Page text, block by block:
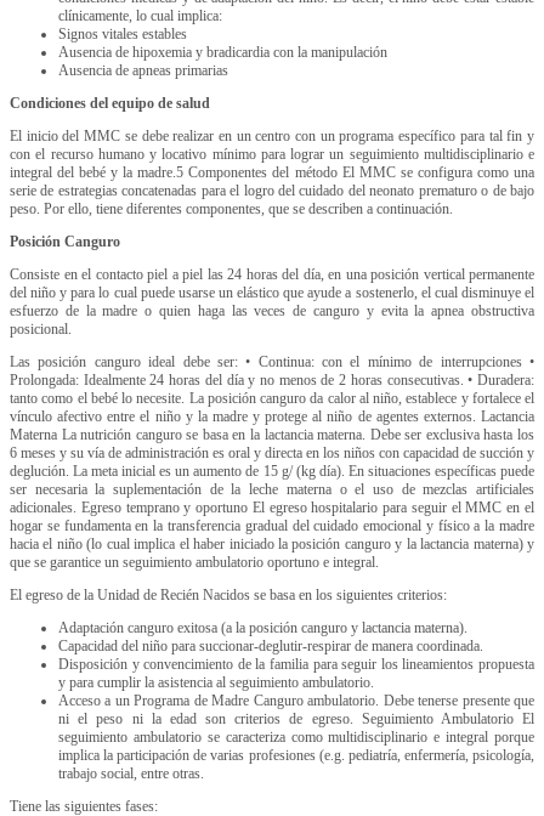
clínicamente, lo cual implica:
Signos vitales estables
Ausencia de hipoxemia y bradicardia con la manipulación
Ausencia de apneas primarias
Condiciones del equipo de salud
El inicio del MMC se debe realizar en un centro con un programa específico para tal fin y
con el recurso humano y locativo mínimo para lograr un seguimiento multidisciplinario e
integral del bebé y la madre.5 Componentes del método El MMC se configura como una
serie de estrategias concatenadas para el logro del cuidado del neonato prematuro o de bajo
peso. Por ello, tiene diferentes componentes, que se describen a continuación.
Posición Canguro
Consiste en el contacto piel a piel las 24 horas del día, en una posición vertical permanente
del niño y para lo cual puede usarse un elástico que ayude a sostenerlo, el cual disminuye el
esfuerzo de la madre o quien haga las veces de canguro y evita la apnea obstructiva
posicional.
Las posición canguro ideal debe ser: • Continua: con el mínimo de interrupciones •
Prolongada: Idealmente 24 horas del día y no menos de 2 horas consecutivas. • Duradera:
tanto como el bebé lo necesite. La posición canguro da calor al niño, establece y fortalece el
vínculo afectivo entre el niño y la madre y protege al niño de agentes externos. Lactancia
Materna La nutrición canguro se basa en la lactancia materna. Debe ser exclusiva hasta los
6 meses y su vía de administración es oral y directa en los niños con capacidad de succión y
deglución. La meta inicial es un aumento de 15 g/ (kg día). En situaciones específicas puede
ser necesaria la suplementación de la leche materna o el uso de mezclas artificiales
adicionales. Egreso temprano y oportuno El egreso hospitalario para seguir el MMC en el
hogar se fundamenta en la transferencia gradual del cuidado emocional y físico a la madre
hacia el niño (lo cual implica el haber iniciado la posición canguro y la lactancia materna) y
que se garantice un seguimiento ambulatorio oportuno e integral.
El egreso de la Unidad de Recién Nacidos se basa en los siguientes criterios:
Adaptación canguro exitosa (a la posición canguro y lactancia materna).
Capacidad del niño para succionar-deglutir-respirar de manera coordinada.
Disposición y convencimiento de la familia para seguir los lineamientos propuesta
y para cumplir la asistencia al seguimiento ambulatorio.
Acceso a un Programa de Madre Canguro ambulatorio. Debe tenerse presente que
ni el peso ni la edad son criterios de egreso. Seguimiento Ambulatorio El
seguimiento ambulatorio se caracteriza como multidisciplinario e integral porque
implica la participación de varias profesiones (e.g. pediatría, enfermería, psicología,
trabajo social, entre otras.
Tiene las siguientes fases: